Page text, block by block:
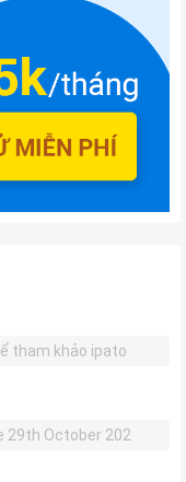
tham khảo ipato
29th October 202